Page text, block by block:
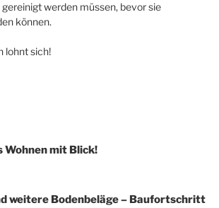
werden müssen, bevor sie
können.
lohnt sich!
Wohnen mit Blick!
weitere Bodenbeläge – Baufortschritt